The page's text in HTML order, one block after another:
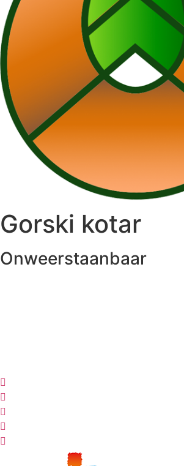
Gorski kotar
Onweerstaanbaar